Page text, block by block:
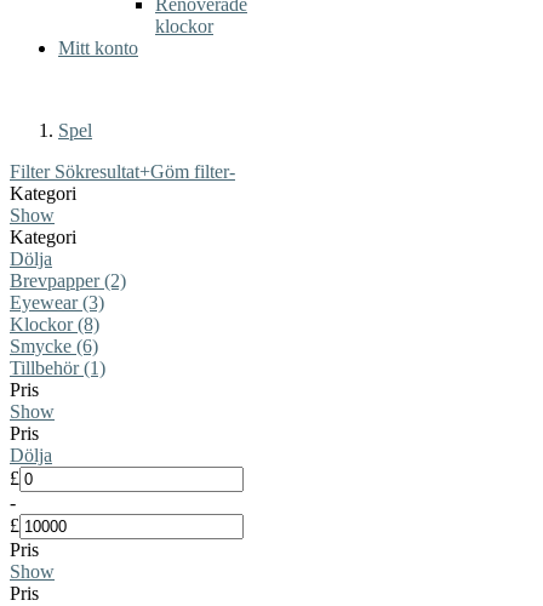
Renoverade
klockor
Mitt konto
Spel
Filter Sökresultat+Göm filter-
Kategori
Show
Kategori
Dölja
Brevpapper (2)
Eyewear (3)
Klockor (8)
Smycke (6)
Tillbehör (1)
Pris
Show
Pris
Dölja
£
-
£
Pris
Show
Pris